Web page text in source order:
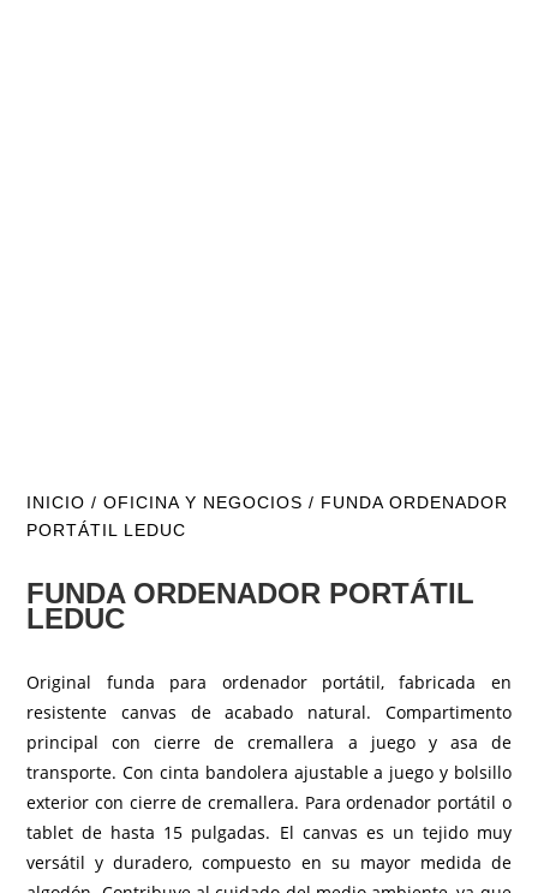
INICIO /OFICINA Y NEGOCIOS / FUNDA ORDENADOR
PORTÁTIL LEDUC
FUNDA ORDENADOR PORTÁTIL
LEDUC
Original funda para ordenador portátil, fabricada en
resistente canvas de acabado natural. Compartimento
principal con cierre de cremallera a juego y asa de
transporte. Con cinta bandolera ajustable a juego y bolsillo
exterior con cierre de cremallera. Para ordenador portátil o
tablet de hasta 15 pulgadas. El canvas es un tejido muy
versátil y duradero, compuesto en su mayor medida de